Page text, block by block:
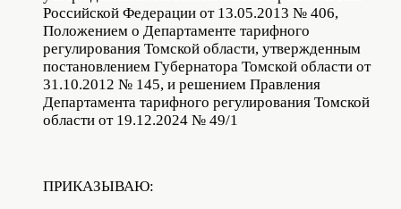
Российской Федерации от 13.05.2013 № 406,
Положением о Департаменте тарифного
регулирования Томской области, утвержденным
постановлением Губернатора Томской области от
31.10.2012 № 145, и решением Правления
Департамента тарифного регулирования Томской
области от 19.12.2024 № 49/1
ПРИКАЗЫВАЮ: